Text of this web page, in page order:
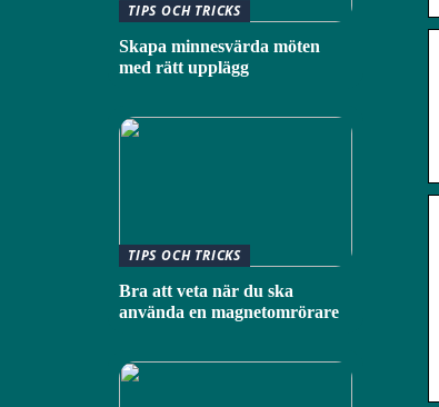
TIPS OCH TRICKS
Skapa minnesvärda möten
med rätt upplägg
TIPS OCH TRICKS
Bra att veta när du ska
använda en magnetomrörare